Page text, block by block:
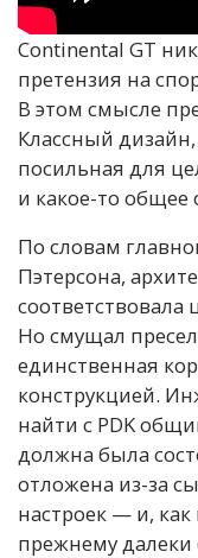
Continental GT
претензия на
В этом смысле
Классный дизайн,
посильная для
и какое-то
По словам
Пэтерсона,
соответствовала
Но смущал
единственная
конструкцией.
найти с PDK
должна была
отложена из-за
настроек — и,
прежнему далеки